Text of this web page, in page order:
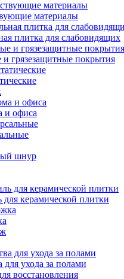
материалы
плитка для слабовидящих
грязезащитные покрытия
и офиса
шнур
керамической плитки
для ухода за полами